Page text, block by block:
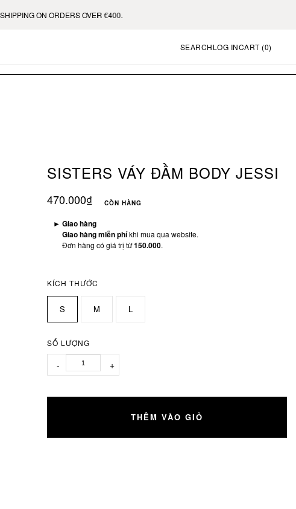
ON ORDERS OVER €400.
SEARCHLOG INCART (0)
SISTERS VÁY ĐẦM BODY JESSI
470.000₫ CÒN HÀNG
► Giao hàng
Giao hàng miễn phíkhi mua qua website.
Đơn hàng có giá trị từ150.000.
KÍCH THƯỚC
S M L
SỐ LƯỢNG
- +
THÊM VÀO GIỎ